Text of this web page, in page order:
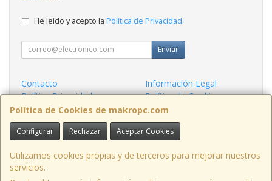
Política de Cookies de makropc.com
Configurar Rechazar Aceptar Cookies
Utilizamos cookies propias y de terceros para mejorar nuestros
servicios.
He leído y acepto la Política de Privacidad.
Enviar
Contacto
Información Legal
Política Privacidad
Política de Cookies
Condiciones de Compra
Formas de Pago
Contacto
admin@makropc.com